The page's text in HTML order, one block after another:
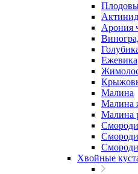
Арония
Ежевика
Малина
Малина
Малина
Хвойные